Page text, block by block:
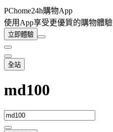
PChome24h購物App
使用App享受更優質的購物體驗
立即體驗
全站
md100